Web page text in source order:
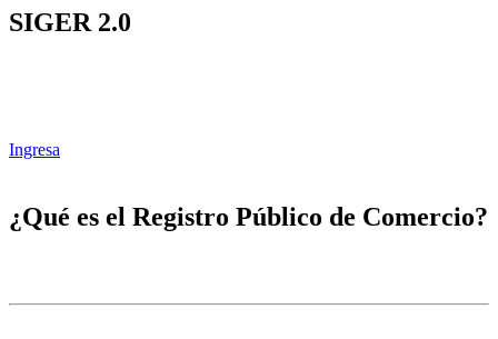
SIGER 2.0
Ingresa
¿Qué es el Registro Público de Comercio?